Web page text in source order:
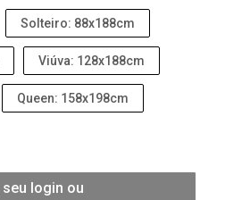
Solteiro: 88x188cm
Viúva: 128x188cm
Queen: 158x198cm
seu login ou